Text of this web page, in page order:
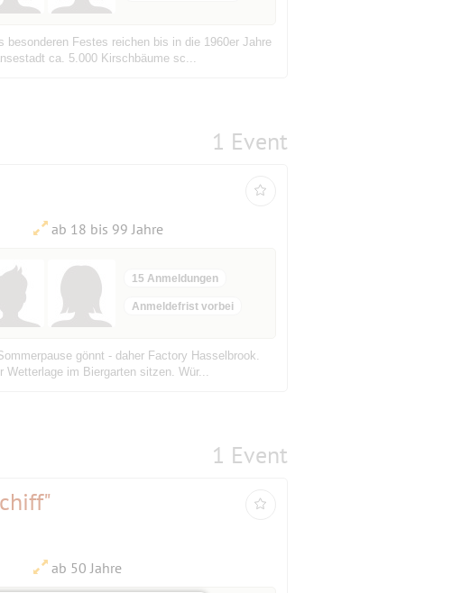
Festes reichen bis in die 1960er Jahre
ca. 5.000 Kirschbäume sc...
1 Event
ab 18 bis 99 Jahre
15 Anmeldungen
Anmeldefrist vorbei
gönnt - daher Factory Hasselbrook.
im Biergarten sitzen. Wür...
1 Event
ab 50 Jahre